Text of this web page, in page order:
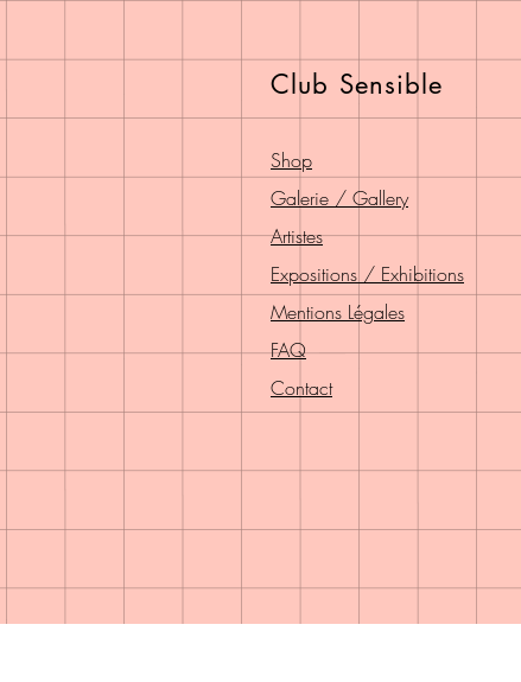
Club Sensible
Shop
Galerie / Gallery
Artistes
Expositions / Exhibitions
Mentions Légales
FAQ
Contact